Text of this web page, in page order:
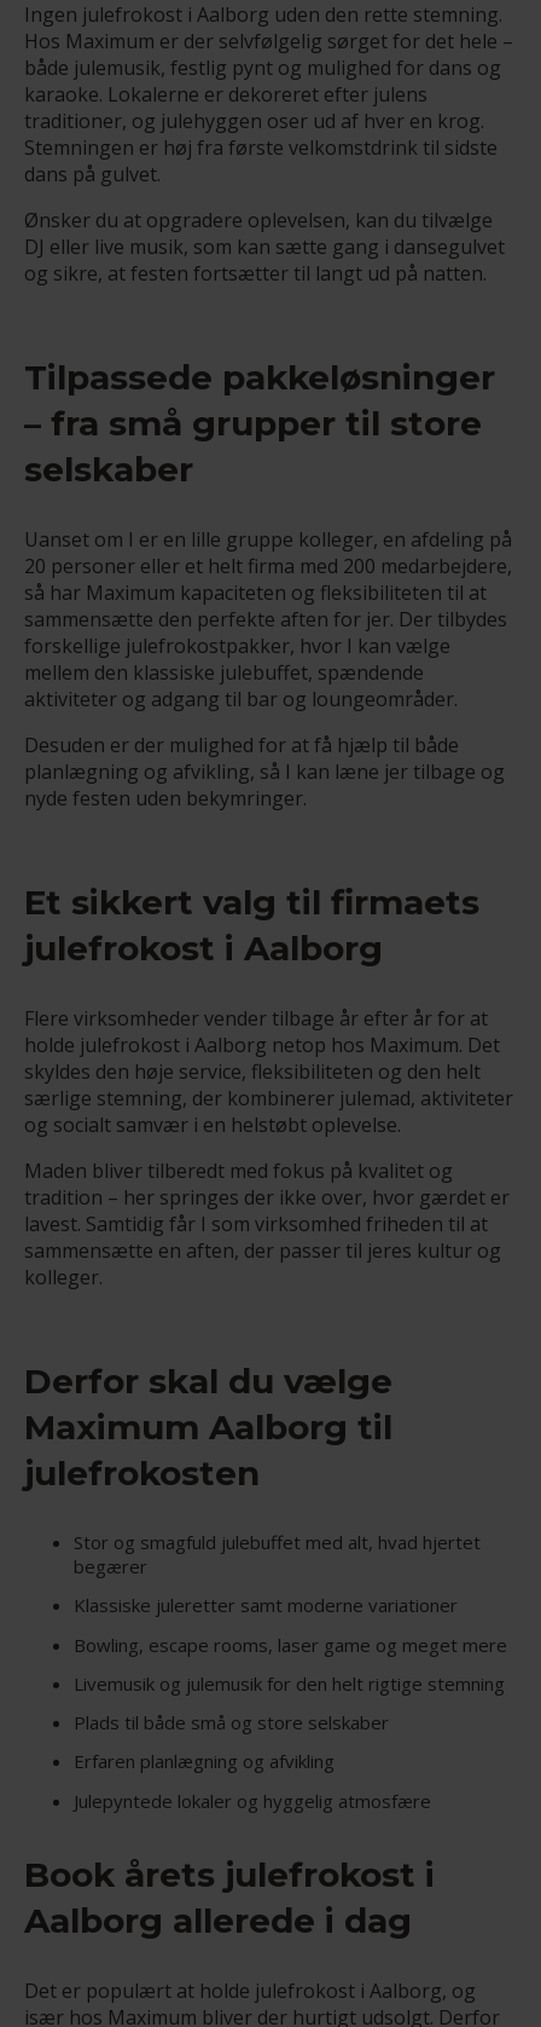
Ingen julefrokost i Aalborg uden den rette stemning.
Hos Maximum er der selvfølgelig sørget for det hele –
både julemusik, festlig pynt og mulighed for dans og
karaoke. Lokalerne er dekoreret efter julens
traditioner, og julehyggen oser ud af hver en krog.
Stemningen er høj fra første velkomstdrink til sidste
dans på gulvet.
Ønsker du at opgradere oplevelsen, kan du tilvælge
DJ eller live musik, som kan sætte gang i dansegulvet
og sikre, at festen fortsætter til langt ud på natten.
Tilpassede pakkeløsninger
– fra små grupper til store
selskaber
Uanset om I er en lille gruppe kolleger, en afdeling på
20 personer eller et helt firma med 200 medarbejdere,
så har Maximum kapaciteten og fleksibiliteten til at
sammensætte den perfekte aften for jer. Der tilbydes
forskellige julefrokostpakker, hvor I kan vælge
mellem den klassiske julebuffet, spændende
aktiviteter og adgang til bar og loungeområder.
Desuden er der mulighed for at få hjælp til både
planlægning og afvikling, så I kan læne jer tilbage og
nyde festen uden bekymringer.
Et sikkert valg til firmaets
julefrokost i Aalborg
Flere virksomheder vender tilbage år efter år for at
holde julefrokost i Aalborg netop hos Maximum. Det
skyldes den høje service, fleksibiliteten og den helt
særlige stemning, der kombinerer julemad, aktiviteter
og socialt samvær i en helstøbt oplevelse.
Maden bliver tilberedt med fokus på kvalitet og
tradition – her springes der ikke over, hvor gærdet er
lavest. Samtidig får I som virksomhed friheden til at
sammensætte en aften, der passer til jeres kultur og
kolleger.
Derfor skal du vælge
Maximum Aalborg til
julefrokosten
Stor og smagfuld julebuffet med alt, hvad hjertet
begærer
Klassiske juleretter samt moderne variationer
Bowling, escape rooms, laser game og meget mere
Livemusik og julemusik for den helt rigtige stemning
Plads til både små og store selskaber
Erfaren planlægning og afvikling
Julepyntede lokaler og hyggelig atmosfære
Book årets julefrokost i
Aalborg allerede i dag
Det er populært at holde julefrokost i Aalborg, og
især hos Maximum bliver der hurtigt udsolgt. Derfor